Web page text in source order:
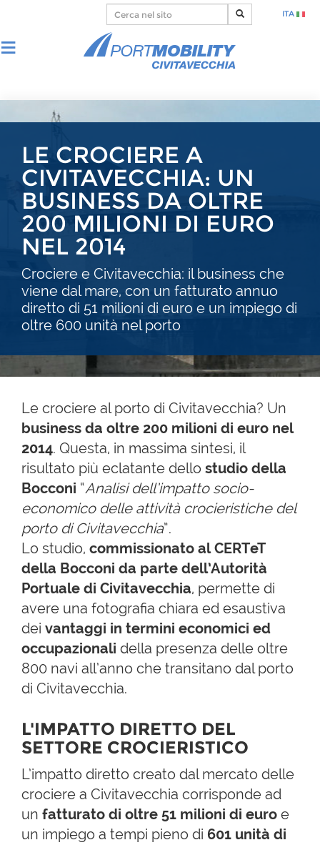
ITA
LE CROCIERE A
CIVITAVECCHIA: UN
BUSINESS DA OLTRE
200 MILIONI DI EURO
NEL 2014
Crociere e Civitavecchia: il business che
viene dal mare, con un fatturato annuo
diretto di 51 milioni di euro e un impiego di
oltre 600 unità nel porto
Le crociere al porto di Civitavecchia? Un
business da oltre 200 milioni di euro nel
2014. Questa, in massima sintesi, il
risultato più eclatante dello studio della
Bocconi “Analisi dell’impatto socio-
economico delle attività crocieristiche del
porto di Civitavecchia”.
Lo studio, commissionato al CERTeT
della Bocconi da parte dell’Autorità
Portuale di Civitavecchia, permette di
avere una fotografia chiara ed esaustiva
dei vantaggi in termini economici ed
occupazionali della presenza delle oltre
800 navi all’anno che transitano dal porto
di Civitavecchia.
L'IMPATTO DIRETTO DEL
SETTORE CROCIERISTICO
L’impatto diretto creato dal mercato delle
crociere a Civitavecchia corrisponde ad
un fatturato di oltre 51 milioni di euro e
un impiego a tempi pieno di 601 unità di